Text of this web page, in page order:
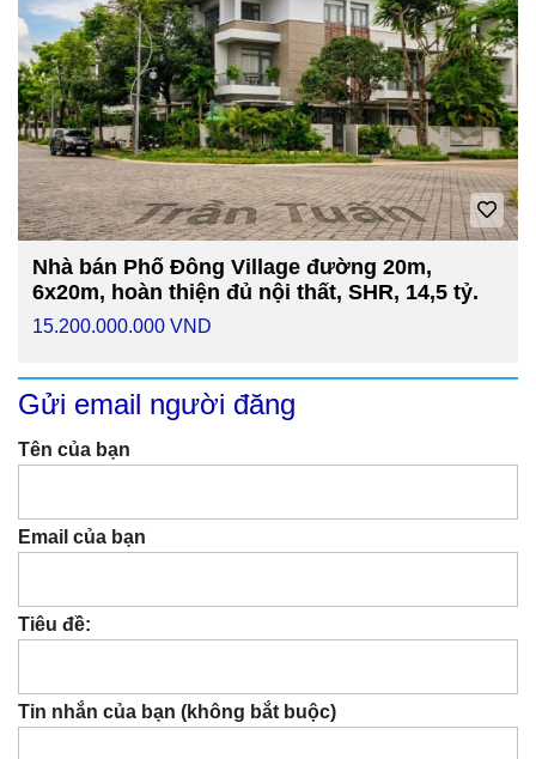
Nhà bán Phố Đông Village đường 20m,
6x20m, hoàn thiện đủ nội thất, SHR, 14,5 tỷ.
15.200.000.000 VND
Gửi email người đăng
Tên của bạn
Email của bạn
Tiêu đề:
Tin nhắn của bạn (không bắt buộc)